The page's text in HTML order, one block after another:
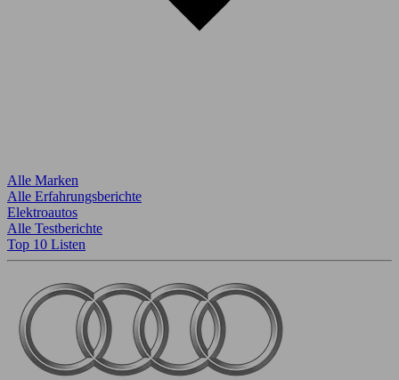
Alle Marken
Alle Erfahrungsberichte
Elektroautos
Alle Testberichte
Top 10 Listen